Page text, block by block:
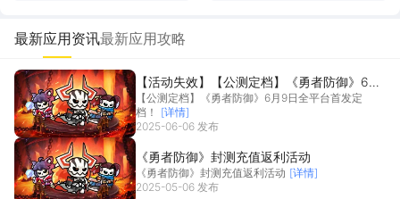
最新应用资讯最新应用攻略
【活动失效】【公测定档】《勇者防御》6月
9日全平台首发定档！
【公测定档】《勇者防御》6月9日全平台首发定
档！
[详情]
2025-06-06 发布
《勇者防御》封测充值返利活动
《勇者防御》封测充值返利活动 [详情]
2025-05-06 发布